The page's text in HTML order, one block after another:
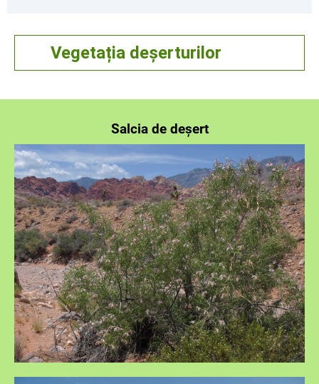
Vegetația deșerturilor
Salcia de deșert